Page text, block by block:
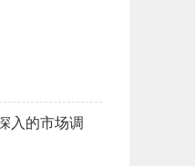
入的市场调